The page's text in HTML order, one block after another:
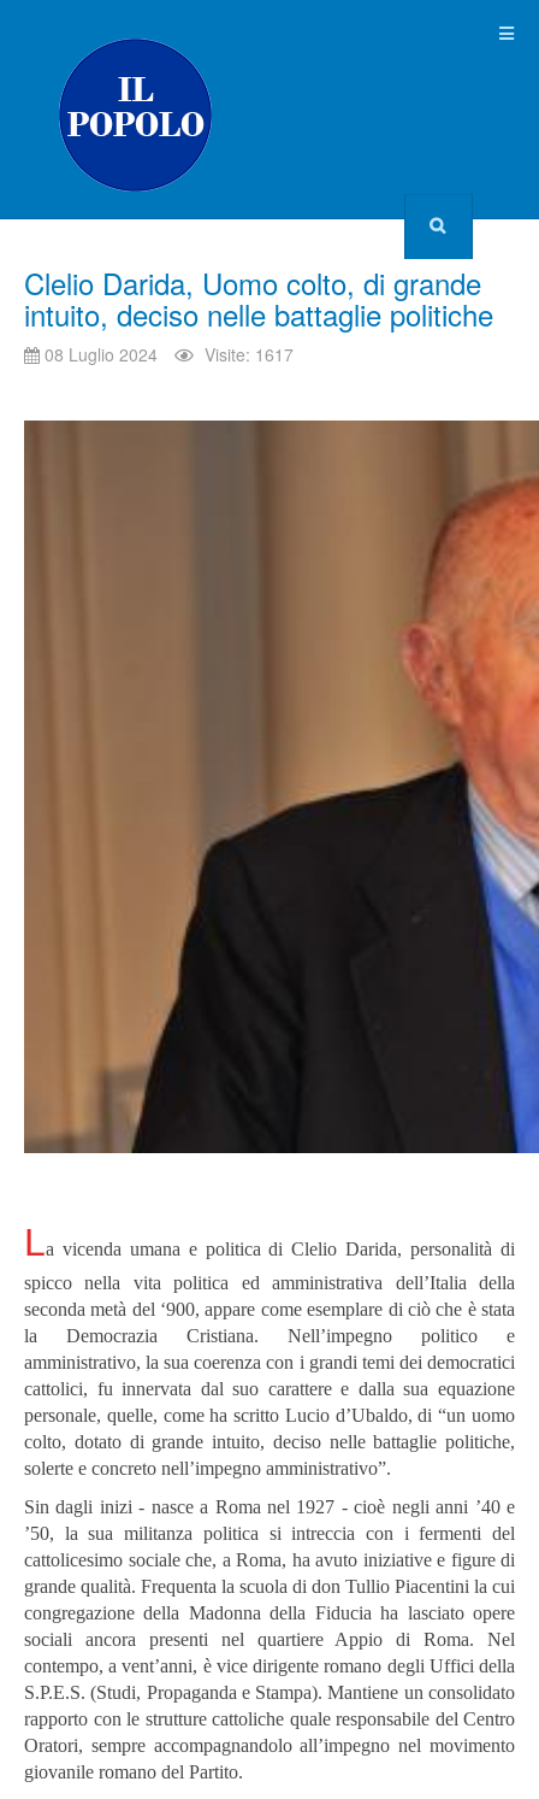
Clelio Darida, Uomo colto, di grande
intuito, deciso nelle battaglie politiche
08 Luglio 2024 Visite: 1617
La vicenda umana e politica di Clelio Darida, personalità di
spicco nella vita politica ed amministrativa dell’Italia della
seconda metà del ‘900, appare come esemplare di ciò che è stata
la Democrazia Cristiana. Nell’impegno politico e
amministrativo, la sua coerenza con i grandi temi dei democratici
cattolici, fu innervata dal suo carattere e dalla sua equazione
personale, quelle, come ha scritto Lucio d’Ubaldo, di “un uomo
colto, dotato di grande intuito, deciso nelle battaglie politiche,
solerte e concreto nell’impegno amministrativo”.
Sin dagli inizi - nasce a Roma nel 1927 - cioè negli anni ’40 e
’50, la sua militanza politica si intreccia con i fermenti del
cattolicesimo sociale che, a Roma, ha avuto iniziative e figure di
grande qualità. Frequenta la scuola di don Tullio Piacentini la cui
congregazione della Madonna della Fiducia ha lasciato opere
sociali ancora presenti nel quartiere Appio di Roma. Nel
contempo, a vent’anni, è vice dirigente romano degli Uffici della
S.P.E.S. (Studi, Propaganda e Stampa). Mantiene un consolidato
rapporto con le strutture cattoliche quale responsabile del Centro
Oratori, sempre accompagnandolo all’impegno nel movimento
giovanile romano del Partito.